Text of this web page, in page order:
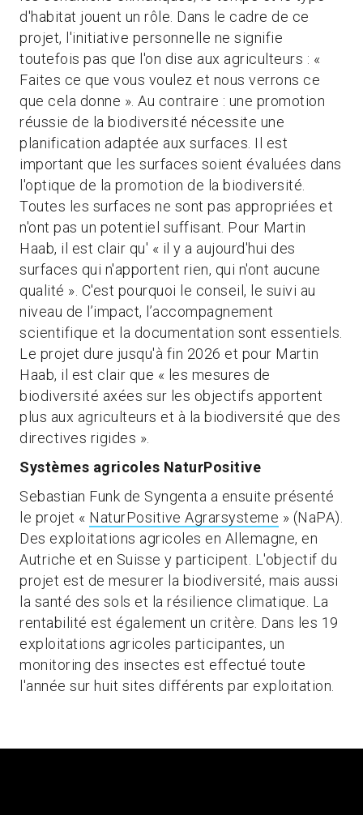
d'habitat jouent un rôle. Dans le cadre de ce
projet, l'initiative personnelle ne signifie
toutefois pas que l'on dise aux agriculteurs : «
Faites ce que vous voulez et nous verrons ce
que cela donne ». Au contraire : une promotion
réussie de la biodiversité nécessite une
planification adaptée aux surfaces. Il est
important que les surfaces soient évaluées dans
l'optique de la promotion de la biodiversité.
Toutes les surfaces ne sont pas appropriées et
n'ont pas un potentiel suffisant. Pour Martin
Haab, il est clair qu' « il y a aujourd'hui des
surfaces qui n'apportent rien, qui n'ont aucune
qualité ». C'est pourquoi le conseil, le suivi au
niveau de l’impact, l’accompagnement
scientifique et la documentation sont essentiels.
Le projet dure jusqu'à fin 2026 et pour Martin
Haab, il est clair que « les mesures de
biodiversité axées sur les objectifs apportent
plus aux agriculteurs et à la biodiversité que des
directives rigides ».
Systèmes agricoles NaturPositive
Sebastian Funk de Syngenta a ensuite présenté
le projet « NaturPositive Agrarsysteme » (NaPA).
Des exploitations agricoles en Allemagne, en
Autriche et en Suisse y participent. L'objectif du
projet est de mesurer la biodiversité, mais aussi
la santé des sols et la résilience climatique. La
rentabilité est également un critère. Dans les 19
exploitations agricoles participantes, un
monitoring des insectes est effectué toute
l'année sur huit sites différents par exploitation.